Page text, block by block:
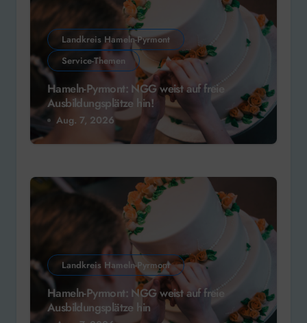
Landkreis Hameln-Pyrmont
Service-Themen
Hameln-Pyrmont: NGG weist auf freie
Ausbildungsplätze hin!
Aug. 7, 2026
Landkreis Hameln-Pyrmont
Hameln-Pyrmont: NGG weist auf freie
Ausbildungsplätze hin